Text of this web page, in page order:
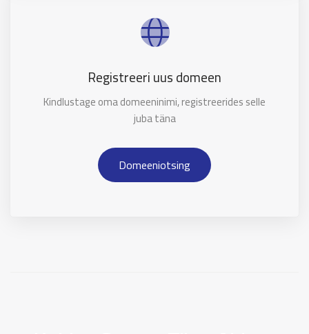
Registreeri uus domeen
Kindlustage oma domeeninimi, registreerides selle
juba täna
Domeeniotsing